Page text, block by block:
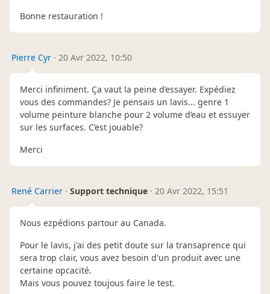
Bonne restauration !
Pierre Cyr · 20 Avr 2022, 10:50
Merci infiniment. Ça vaut la peine d’essayer. Expédiez
vous des commandes? Je pensais un lavis... genre 1
volume peinture blanche pour 2 volume d’eau et essuyer
sur les surfaces. C’est jouable?
Merci
René Carrier · Support technique · 20 Avr 2022, 15:51
Nous ezpédions partour au Canada.
Pour le lavis, j'ai des petit doute sur la transaprence qui
sera trop clair, vous avez besoin d'un produit avec une
certaine opcacité.
Mais vous pouvez toujous faire le test.